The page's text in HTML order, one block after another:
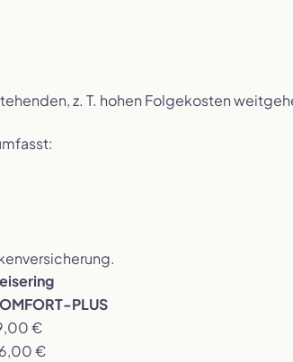
z. T. hohen Folgekosten
PLUS
€
€